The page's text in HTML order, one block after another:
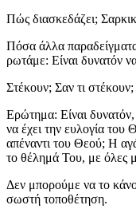
Πώς διασκεδάζει;
Πόσα άλλα
ρωτάμε: Είναι δυνατόν
Στέκουν; Σαν τι
Ερώτημα: Είναι
να έχει την ευλογία
απέναντι του Θεού; Η
το θέλημά Του, με όλες
Δεν μπορούμε να το
σωστή τοποθέτηση.